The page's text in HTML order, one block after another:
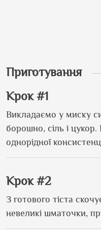
Приготування
Крок #1
Викладаємо у миску
борошно, сіль і
однорідної
Крок #2
З готового тіста
невеликі шматочки,